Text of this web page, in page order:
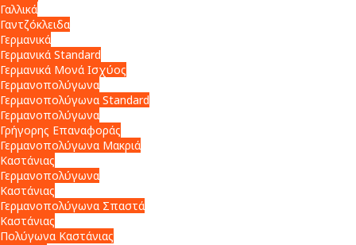
Γαλλικά
Γαντζόκλειδα
Γερμανικά
Γερμανικά Standard
Γερμανικά Μονά Ισχύος
Γερμανοπολύγωνα
Γερμανοπολύγωνα Standard
Γερμανοπολύγωνα
Γρήγορης Επαναφοράς
Γερμανοπολύγωνα Μακριά
Καστάνιας
Γερμανοπολύγωνα
Καστάνιας
Γερμανοπολύγωνα Σπαστά
Καστάνιας
Πολύγωνα Καστάνιας